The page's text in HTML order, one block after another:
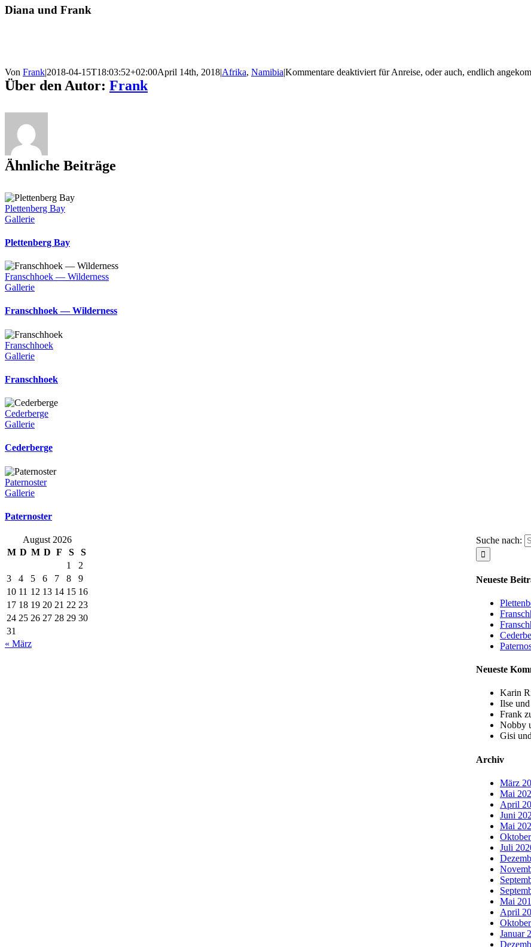
Diana und Frank
Von Frank|2018-04-15T18:03:52+02:00April 14th, 2018|Afrika, Namibia|Kommentare deaktiviert für Anreise, oder auch, endlich
Über den Autor: Frank
Ähnliche Beiträge
Plettenberg Bay
Gallerie
Plettenberg Bay
Franschhoek — Wilderness
Gallerie
Franschhoek — Wilderness
Franschhoek
Gallerie
Franschhoek
Cederberge
Gallerie
Cederberge
Paternoster
Gallerie
Paternoster
Suche nach:
Neueste
Neueste
Karin
Ilse
Frank
Nobby
Gisi
Archiv
März
Mai
April
Juni
Mai
Juli
Mai
April
Januar
August 2026
M D M D F S
S
1
2
3
4 5 6 7 8
9
10 11 12 13 14 15 16
17 18 19 20 21 22 23
24 25 26 27 28 29 30
31
« März